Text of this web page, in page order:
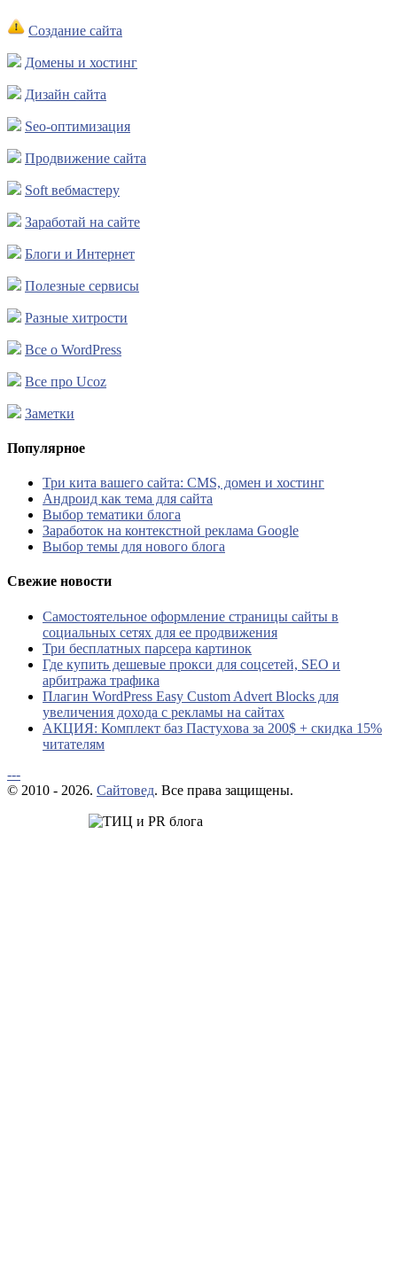
Создание сайта
Домены и хостинг
Дизайн сайта
Seo-оптимизация
Продвижение сайта
Soft вебмастеру
Заработай на сайте
Блоги и Интернет
Полезные сервисы
Разные хитрости
Все о WordPress
Все про Ucoz
Заметки
Популярное
Три кита вашего сайта: CMS, домен и хостинг
Андроид как тема для сайта
Выбор тематики блога
Заработок на контекстной реклама Google
Выбор темы для нового блога
Свежие новости
Самостоятельное оформление страницы сайты в
социальных сетях для ее продвижения
Три бесплатных парсера картинок
Где купить дешевые прокси для соцсетей, SEO и
арбитража трафика
Плагин WordPress Easy Custom Advert Blocks для
увеличения дохода с рекламы на сайтах
АКЦИЯ: Комплект баз Пастухова за 200$ + скидка 15%
читателям
---
© 2010 - 2026. Сайтовед. Все права защищены.